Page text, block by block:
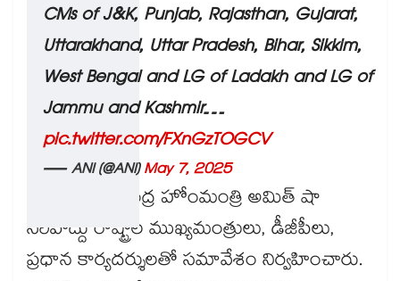
CMs of J&K, Punjab, Rajasthan, Gujarat,
Uttarakhand, Uttar Pradesh, Bihar, Sikkim,
West Bengal and LG of Ladakh and LG of
Jammu and Kashmir…
pic.twitter.com/FXnGzTOGCV
— ANI (@ANI)May 7, 2025
ఈ క్రమంలో కేంద్ర హోంమంత్రి అమిత్ షా
సరిహద్దు రాష్ట్రాల ముఖ్యమంత్రులు, డీజీపీలు,
ప్రధాన కార్యదర్శులతో సమావేశం నిర్వహించారు.